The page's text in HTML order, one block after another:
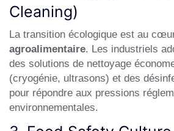
Cleaning)
La transition écologique est au
agroalimentaire. Les industriels
des solutions de nettoyage
(cryogénie, ultrasons) et des
pour répondre aux pressions
environnementales.